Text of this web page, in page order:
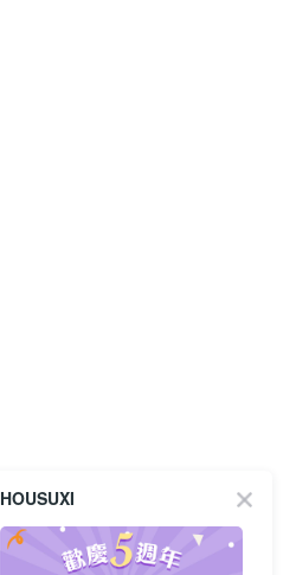
HOUSUXI